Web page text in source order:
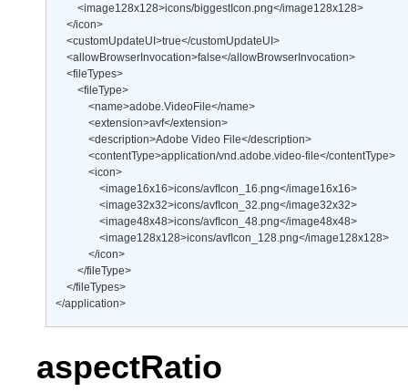
        <image128x128>icons/biggestIcon.png</image128x128>
    </icon>
    <customUpdateUI>true</customUpdateUI>
    <allowBrowserInvocation>false</allowBrowserInvocation>
    <fileTypes>
        <fileType>
            <name>adobe.VideoFile</name>
            <extension>avf</extension>
            <description>Adobe Video File</description>
            <contentType>application/vnd.adobe.video-file</contentType>
            <icon>
                <image16x16>icons/avfIcon_16.png</image16x16>
                <image32x32>icons/avfIcon_32.png</image32x32>
                <image48x48>icons/avfIcon_48.png</image48x48>
                <image128x128>icons/avfIcon_128.png</image128x128>
            </icon>
        </fileType>
    </fileTypes>
</application>
aspectRatio